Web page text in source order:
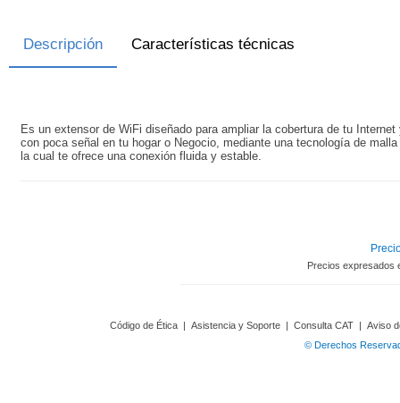
Descripción Características técnicas
Es un extensor de WiFi diseñado para ampliar la cobertura de tu
con poca señal en tu hogar o Negocio, mediante una tecnología de
la cual te ofrece una conexión fluida y estable.
Precios expresados
Código de Ética | Asistencia y Soporte | Consulta CAT | Aviso
© Derechos